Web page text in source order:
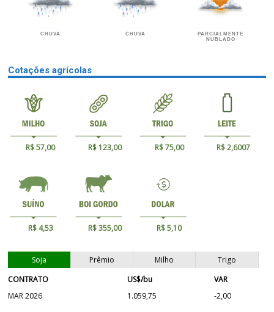
CHUVA CHUVA
PARCIALMENTE
NUBLADO
Cotações agrícolas
R$ 57,00 R$ 123,00 R$ 75,00 R$ 2,6007
R$ 4,53 R$ 355,00 R$ 5,10
Soja Prêmio Milho
Trigo
CONTRATO
US$/bu
VAR
MAR 2026
1.059,75 -2,00